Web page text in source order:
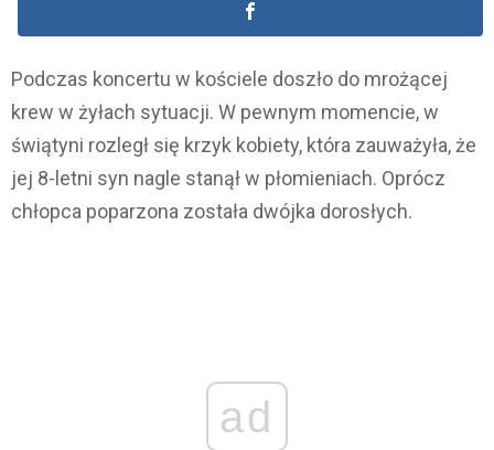
Podczas koncertu w kościele doszło do mrożącej
krew w żyłach sytuacji. W pewnym momencie, w
świątyni rozległ się krzyk kobiety, która zauważyła, że
jej 8-letni syn nagle stanął w płomieniach. Oprócz
chłopca poparzona została dwójka dorosłych.
ad